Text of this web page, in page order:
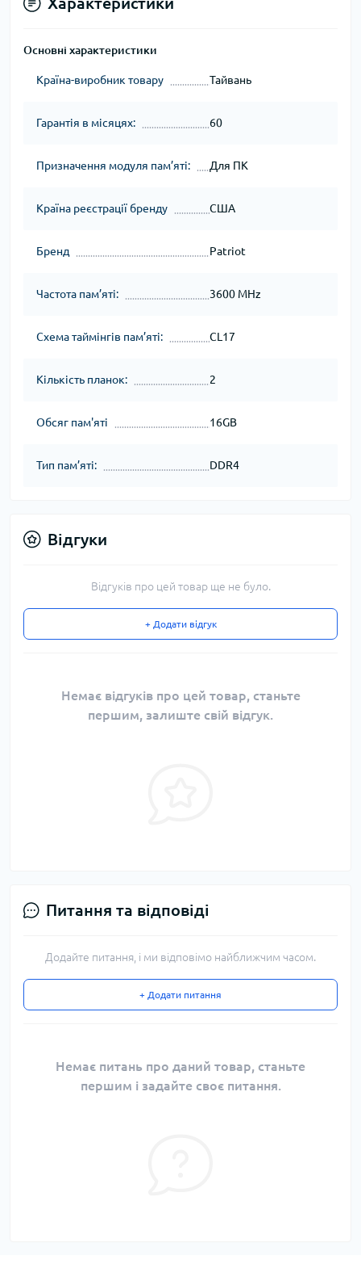
Основні характеристики
Країна-виробник товару Тайвань
Гарантія в місяцях: 60
Призначення модуля пам’яті: Для ПК
Країна реєстрації бренду США
Бренд Patriot
Частота пам’яті: 3600 MHz
Схема таймінгів пам’яті: CL17
Кількість планок: 2
Обсяг пам'яті 16GB
Тип пам’яті: DDR4
Відгуки
Відгуків про цей товар ще не було.
+ Додати відгук
Немає відгуків про цей товар, станьте
першим, залиште свій відгук.
Питання та відповіді
Додайте питання, і ми відповімо найближчим часом.
+ Додати питання
Немає питань про даний товар, станьте
першим і задайте своє питання.